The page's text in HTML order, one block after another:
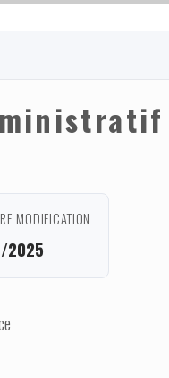
MODIFICATION
2025